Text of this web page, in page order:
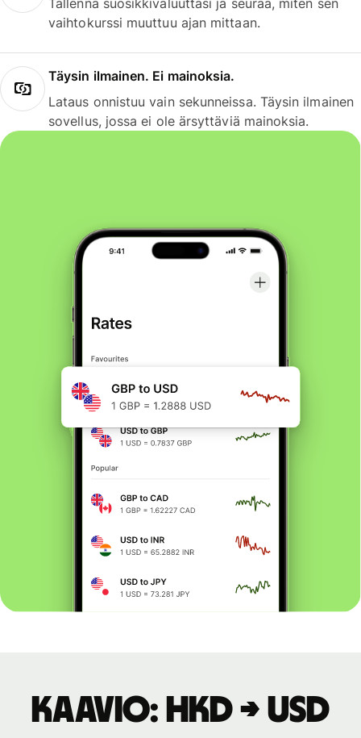
Tallenna suosikkivaluuttasi ja seuraa, miten sen
vaihtokurssi muuttuu ajan mittaan.
Täysin ilmainen. Ei mainoksia.
Lataus onnistuu vain sekunneissa. Täysin ilmainen
sovellus, jossa ei ole ärsyttäviä mainoksia.
Kaavio: HKD → USD